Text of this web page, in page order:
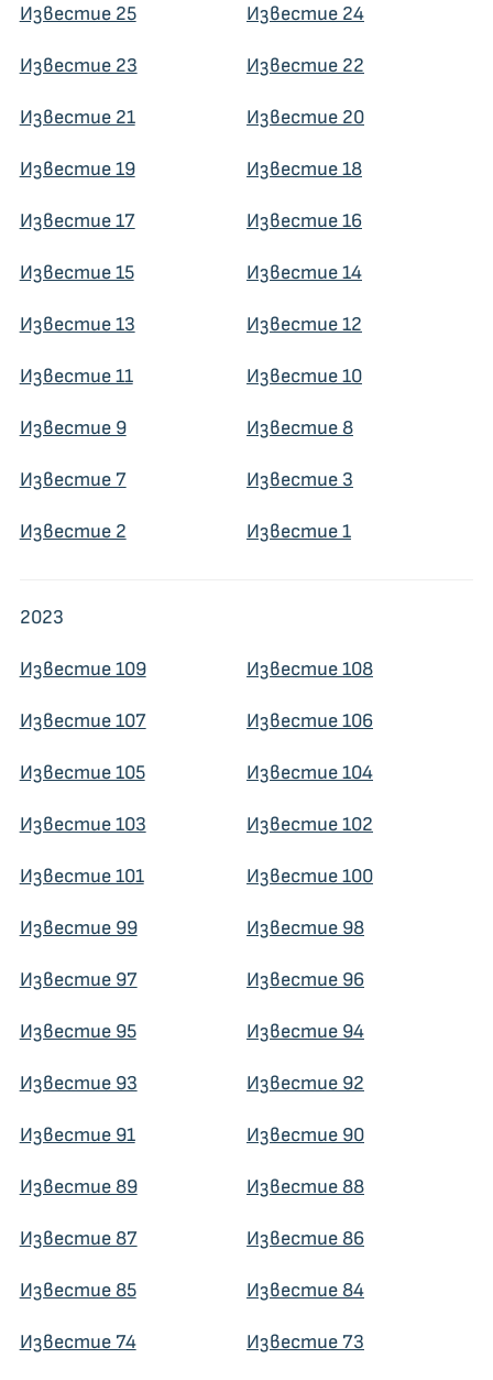
Известие 25 Известие 24
Известие 23 Известие 22
Известие 21 Известие 20
Известие 19 Известие 18
Известие 17 Известие 16
Известие 15 Известие 14
Известие 13 Известие 12
Известие 11 Известие 10
Известие 9 Известие 8
Известие 7 Известие 3
Известие 2 Известие 1
2023
Известие 109 Известие 108
Известие 107 Известие 106
Известие 105 Известие 104
Известие 103 Известие 102
Известие 101 Известие 100
Известие 99 Известие 98
Известие 97 Известие 96
Известие 95 Известие 94
Известие 93 Известие 92
Известие 91 Известие 90
Известие 89 Известие 88
Известие 87 Известие 86
Известие 85 Известие 84
Известие 74 Известие 73